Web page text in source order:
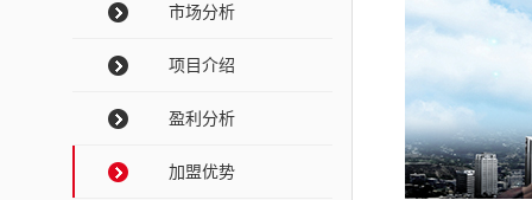
市场分析
项目介绍
盈利分析
加盟优势